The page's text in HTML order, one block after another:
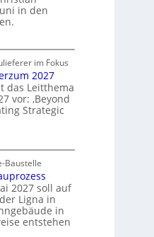
in den
im Fokus
2027
das Leitthema
vor: ‚Beyond
Strategic
Baustelle
2027 soll auf
Ligna in
in
entstehen